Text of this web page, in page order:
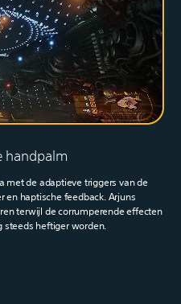
handpalm
met de adaptieve triggers van de
en haptische feedback. Arjuns
terwijl de corrumperende effecten
steeds heftiger worden.‎